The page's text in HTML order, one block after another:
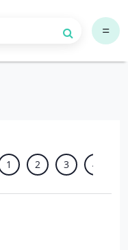
=
1 2 3 4